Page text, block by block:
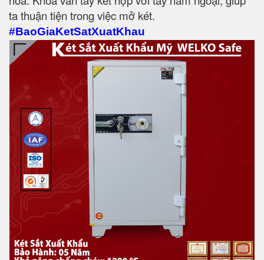
ta thuận tiện trong việc mở két.
#BaoGiaKetSatXuatKhau